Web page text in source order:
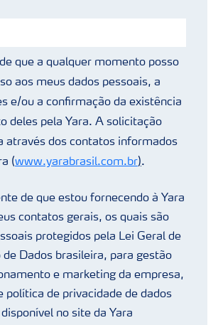
que a qualquer momento posso
aos meus dados pessoais, a
e/ou a confirmação da existência
deles pela Yara. A solicitação
através dos contatos informados
(www.yarabrasil.com.br).
de que estou fornecendo à Yara
contatos gerais, os quais são
protegidos pela Lei Geral de
de Dados brasileira, para gestão
e marketing da empresa,
política de privacidade de dados
no site da Yara